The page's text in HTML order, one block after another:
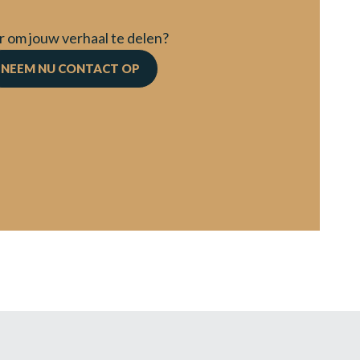
om jouw verhaal te delen?
NEEM NU CONTACT OP